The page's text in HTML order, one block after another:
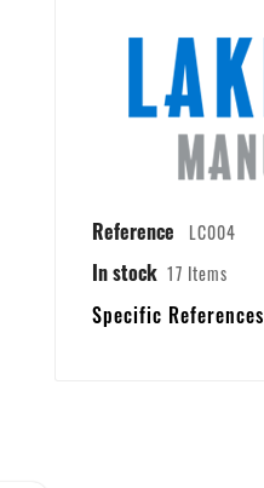
Reference LC004
In stock 17 Items
Specific References